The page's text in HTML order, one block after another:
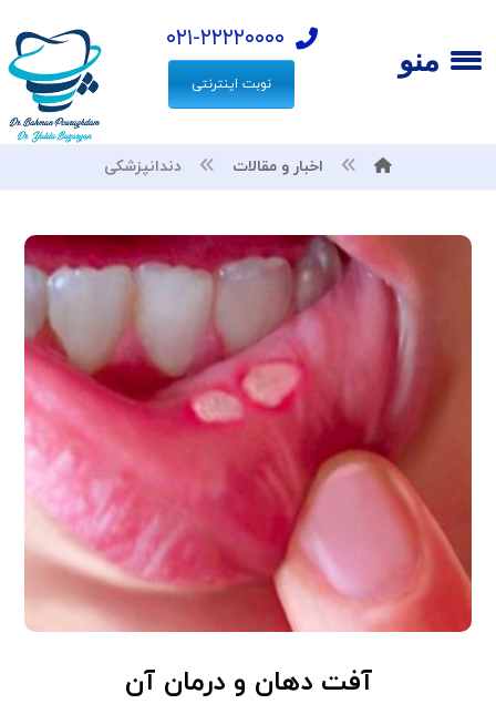
منو
۰۲۱-۲۲۲۲۰۰۰۰
نوبت اینترنتی
اخبار و مقالات دندانپزشکی
آفت دهان و درمان آن